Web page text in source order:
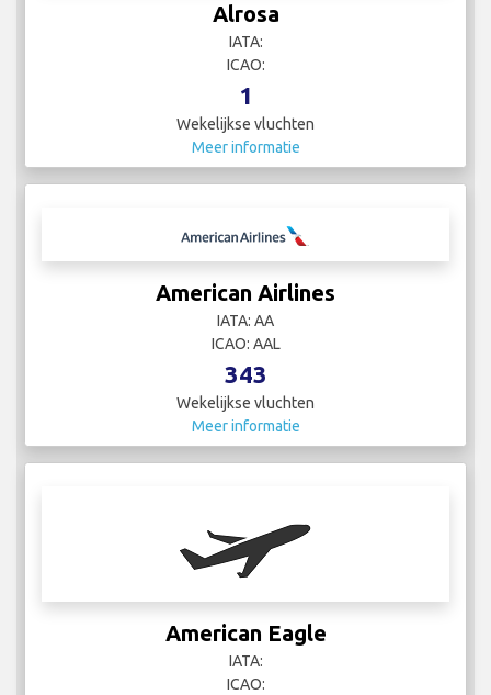
Alrosa
IATA:
ICAO:
1
Wekelijkse vluchten
Meer informatie
American Airlines
IATA: AA
ICAO: AAL
343
Wekelijkse vluchten
Meer informatie
American Eagle
IATA:
ICAO: